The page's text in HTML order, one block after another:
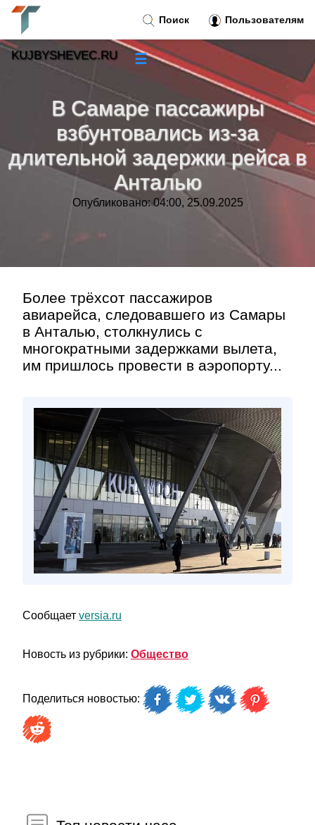
В Самаре пассажиры
взбунтовались из-за
длительной задержки рейса в
Анталью
Опубликовано: 04:00, 25.09.2025
Более трёхсот пассажиров
авиарейса, следовавшего из Самары
в Анталью, столкнулись с
многократными задержками вылета,
им пришлось провести в аэропорту...
Сообщает versia.ru
Новость из рубрики: Общество
Поделиться новостью:
Поиск Пользователям
KUJBYSHEVEC.RU ☰
Новости
Тренды новостей»
Рубрики»
»